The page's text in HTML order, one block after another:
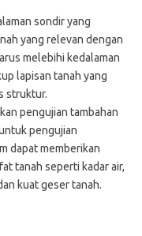
sondir yang
yang relevan dengan
melebihi kedalaman
lapisan tanah yang
struktur.
pengujian tambahan
pengujian
dapat memberikan
tanah seperti kadar air,
kuat geser tanah.